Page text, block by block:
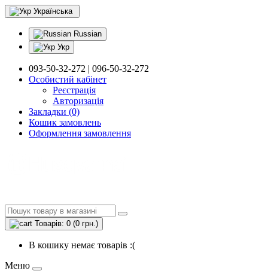
Українська
Russian
Укр
093-50-32-272 | 096-50-32-272
Особистий кабінет
Реєстрація
Авторизація
Закладки (0)
Кошик замовлень
Оформлення замовлення
Товарів: 0 (0 грн.)
В кошику немає товарів :(
Меню